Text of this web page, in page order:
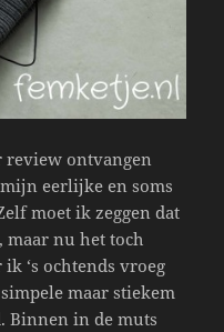
review ontvangen
eerlijke en soms
moet ik zeggen dat
maar nu het toch
‘s ochtends vroeg
maar stiekem
Binnen in de muts